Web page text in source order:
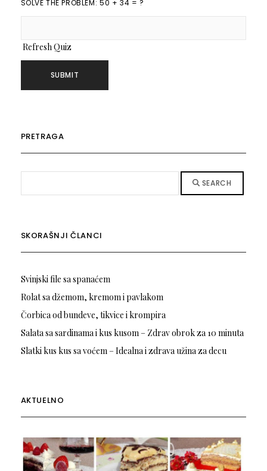
SOLVE THE PROBLEM: 50 + 34 = ?
Refresh Quiz
PRETRAGA
SEARCH
SKORAŠNJI ČLANCI
Svinjski file sa spanaćem
Rolat sa džemom, kremom i pavlakom
Čorbica od bundeve, tikvice i krompira
Salata sa sardinama i kus kusom – Zdrav obrok za 10 minuta
Slatki kus kus sa voćem – Idealna i zdrava užina za decu
AKTUELNO